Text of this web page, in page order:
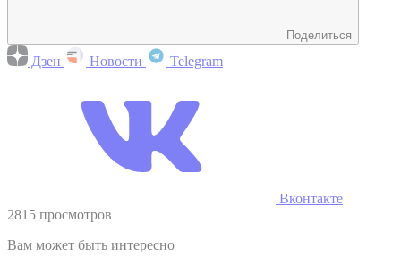
Поделиться
Дзен Новости Telegram
Вконтакте
2815 просмотров
Вам может быть интересно